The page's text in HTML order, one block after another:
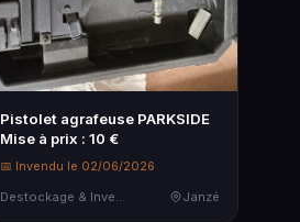
Pistolet agrafeuse PARKSIDE
Mise à prix : 10 €
📅 Invendu le 02/06/2026
Janzé